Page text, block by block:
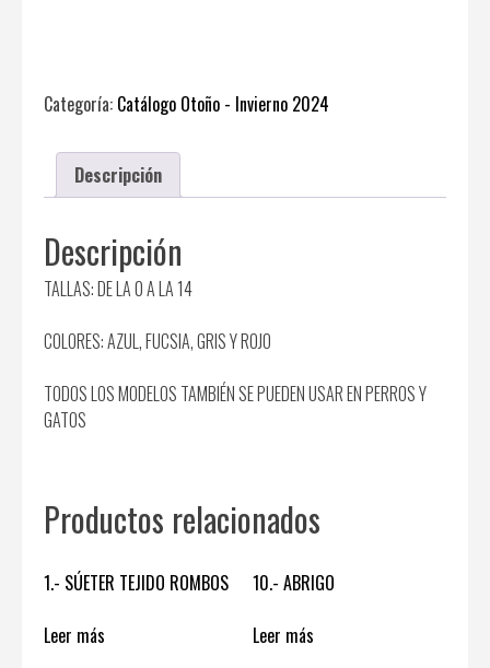
Categoría: Catálogo Otoño - Invierno 2024
Descripción
Descripción
TALLAS: DE LA 0 A LA 14
COLORES: AZUL, FUCSIA, GRIS Y ROJO
TODOS LOS MODELOS TAMBIÉN SE PUEDEN USAR EN PERROS Y
GATOS
Productos relacionados
1.- SÚETER TEJIDO ROMBOS
Leer más
10.- ABRIGO
Leer más